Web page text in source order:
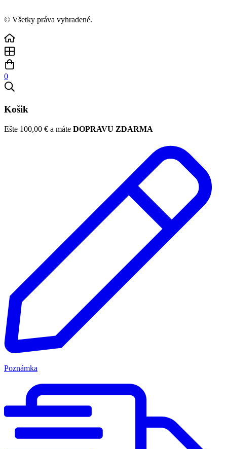
© Všetky práva vyhradené.
0
Košik
Ešte 100,00 € a máte DOPRAVU ZDARMA
Poznámka